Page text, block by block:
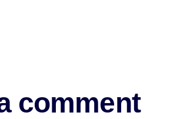
comment